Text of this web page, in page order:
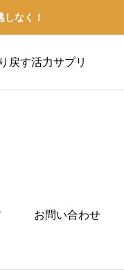
なく！
戻す活力サプリ
お問い合わせ